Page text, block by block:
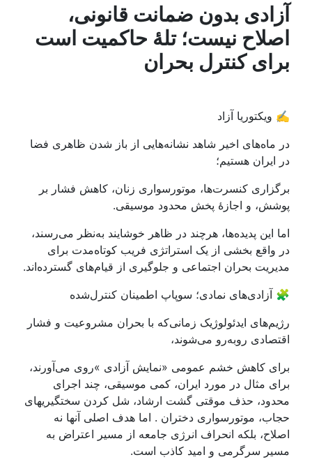
آزادی بدون ضمانت قانونی،
اصلاح نیست؛ تلهٔ حاکمیت است
برای کنترل بحران
✍️ ویکتوریا آزاد
در ماه‌های اخیر شاهد نشانه‌هایی از باز شدن ظاهری فضا
در ایران هستیم؛
برگزاری کنسرت‌ها، موتورسواری زنان، کاهش فشار بر
پوشش، و اجازهٔ پخش محدود موسیقی.
اما این پدیده‌ها، هرچند در ظاهر خوشایند به‌نظر می‌رسند،
در واقع بخشی از یک استراتژی فریب کوتاه‌مدت برای
مدیریت بحران اجتماعی و جلوگیری از قیام‌های گسترده‌اند.
🧩 آزادی‌های نمادی؛ سوپاپ اطمینان کنترل‌شده
رژیم‌های ایدئولوژیک زمانی‌که با بحران مشروعیت و فشار
اقتصادی روبه‌رو می‌شوند،
برای کاهش خشم عمومی «نمایش آزادی »روی می‌آورند،
برای مثال در مورد ایران، کمی موسیقی، چند اجرای
محدود، حذف موقتی گشت ارشاد، شل کردن سختگیریهای
حجاب، موتورسواری دختران . اما هدف اصلی آنها نه
اصلاح، بلکه انحراف انرژی جامعه از مسیر اعتراض به
مسیر سرگرمی و امید کاذب است.